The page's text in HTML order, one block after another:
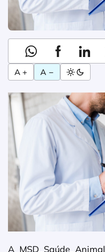
A + A −
A MSD Saúde Animal